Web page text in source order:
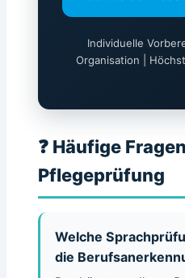
Individuelle
Organisation |
❓ Häufige
Pflegeprüfung
Welche
die